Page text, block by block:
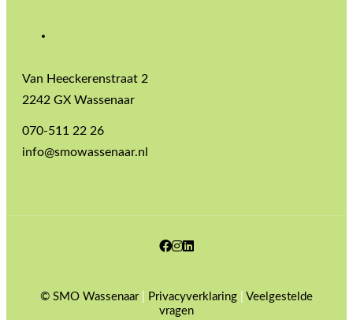
Van Heeckerenstraat 2
2242 GX Wassenaar
070-511 22 26
info@smowassenaar.nl
Facebook
Instagram
© SMO Wassenaar| Privacyverklaring
Veelgestelde
vragen